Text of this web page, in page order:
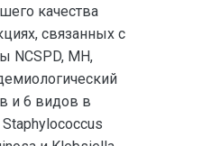
качества
связанных с
NCSPD, MH,
и 6 видов в